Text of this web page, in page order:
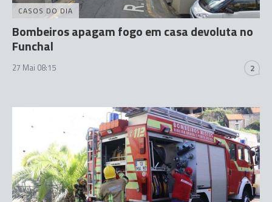
CASOS DO DIA
Bombeiros apagam fogo em casa devoluta no
Funchal
27 Mai 08:15 2